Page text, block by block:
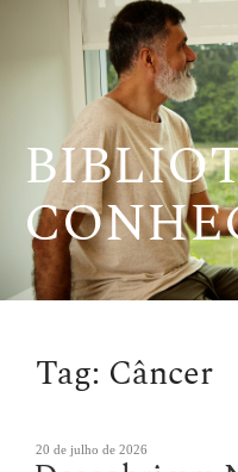
Tag: Câncer
Publicado
em
20 de julho de 2026